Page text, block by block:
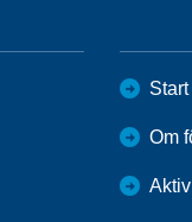
Start
Om